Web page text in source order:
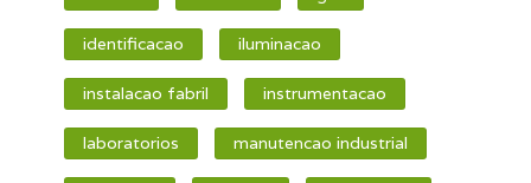
identificacao iluminacao
instalacao fabril instrumentacao
laboratorios manutencao industrial